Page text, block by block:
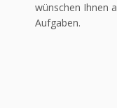
wünschen Ihnen
Aufgaben.